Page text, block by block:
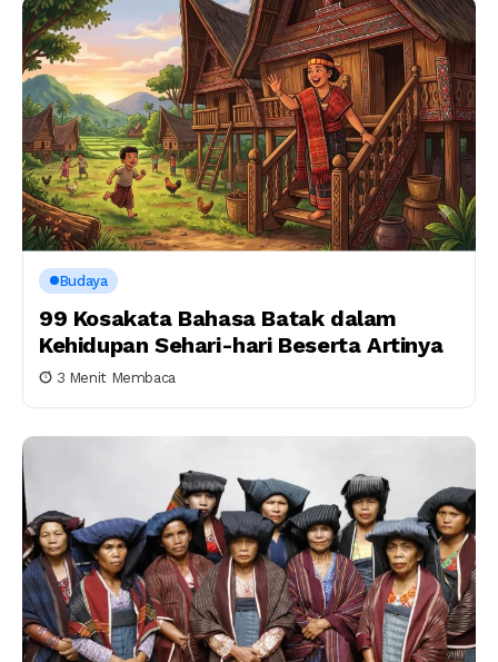
Budaya
99 Kosakata Bahasa Batak dalam
Kehidupan Sehari-hari Beserta Artinya
3 Menit Membaca